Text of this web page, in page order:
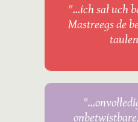
"...ich sal uch
Mastreegs de